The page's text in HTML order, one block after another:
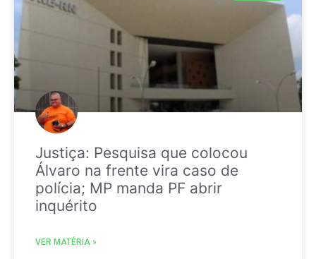
Justiça: Pesquisa que colocou
Álvaro na frente vira caso de
polícia; MP manda PF abrir
inquérito
VER MATÉRIA »